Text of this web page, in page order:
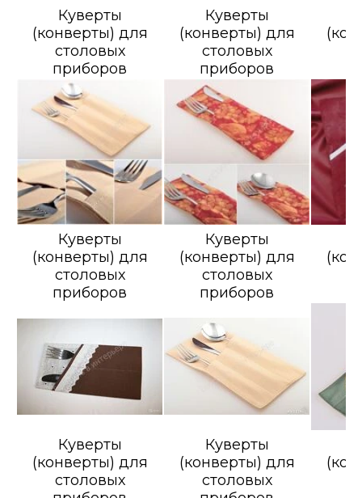
Куверты
(конверты) для
столовых
приборов
Куверты
(конверты) для
столовых
приборов
Куверты
(конверты) для
столовых
приборов
Куверты
(конверты) для
столовых
приборов
Куверты
(конверты) для
столовых
Куверты
(конверты) для
столовых